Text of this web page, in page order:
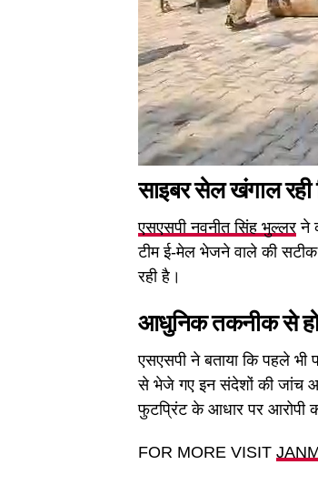
साइबर सेल खंगाल
एसएसपी नवनीत सिंह भुल्लर ने
टीम ई-मेल भेजने वाले की
रही है।
आधुनिक तकनीक से
एसएसपी ने बताया कि पहले
से भेजे गए इन संदेशों की जांच
फुटप्रिंट के आधार पर आरोपी
FOR MORE VISIT